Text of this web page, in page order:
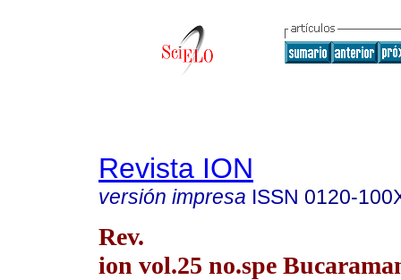
Revista ION
versión impresa ISSN 0120-
Rev.
ion vol.25 no.spe